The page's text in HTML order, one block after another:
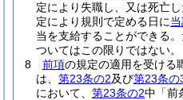
定により失職し、又は死亡し
定により規則で定める日に
当を支給することができる。
ついてはこの限りではない。
8
前項の規定の適用を受ける
は、 第23条の2及び第23条の
において、 第23条の2中「前